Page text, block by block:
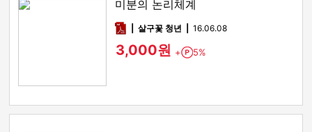
미분의 논리체계
pdf살구꽃 청년 16.06.08
3,000원 + Point
5%